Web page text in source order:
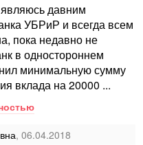
давним
УБРиР и всегда всем
пока недавно не
в одностороннем
минимальную сумму
вклада на 20000 ...
, 06.04.2018